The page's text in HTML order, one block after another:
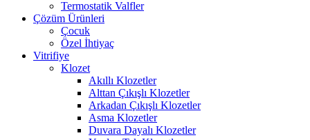
Termostatik Valfler
Çözüm Ürünleri
Çocuk
Özel İhtiyaç
Vitrifiye
Klozet
Akıllı Klozetler
Alttan Çıkışlı Klozetler
Arkadan Çıkışlı Klozetler
Asma Klozetler
Duvara Dayalı Klozetler